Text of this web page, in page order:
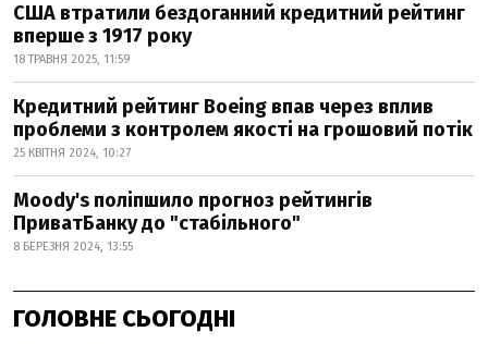
США втратили бездоганний кредитний рейтинг
вперше з 1917 року
18 ТРАВНЯ 2025, 11:59
Кредитний рейтинг Boeing впав через вплив
проблеми з контролем якості на грошовий потік
25 КВІТНЯ 2024, 10:27
Moody's поліпшило прогноз рейтингів
ПриватБанку до "стабільного"
8 БЕРЕЗНЯ 2024, 13:55
ГОЛОВНЕ СЬОГОДНІ